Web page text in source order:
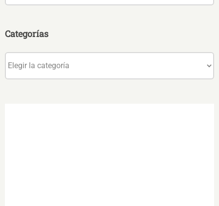
Categorías